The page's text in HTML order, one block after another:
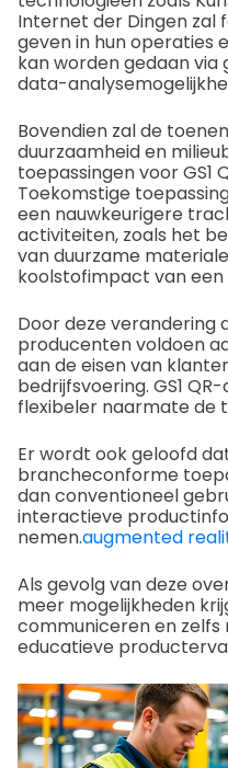
Internet der Dingen zal
geven in hun operaties
kan worden gedaan
data-
Bovendien zal de
duurzaamheid en
toepassingen voor GS1
Toekomstige
een nauwkeurigere
activiteiten, zoals het
van duurzame
koolstofimpact van
Door deze verandering
producenten voldoen
aan de eisen van
bedrijfsvoering. GS1
flexibeler naarmate de
Er wordt ook geloofd
brancheconforme
dan conventioneel
interactieve
nemen.augmented
Als gevolg van deze
meer mogelijkheden
communiceren en zelfs
educatieve